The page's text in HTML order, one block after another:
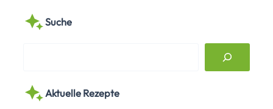
Suche
r
Aktuelle Rezepte